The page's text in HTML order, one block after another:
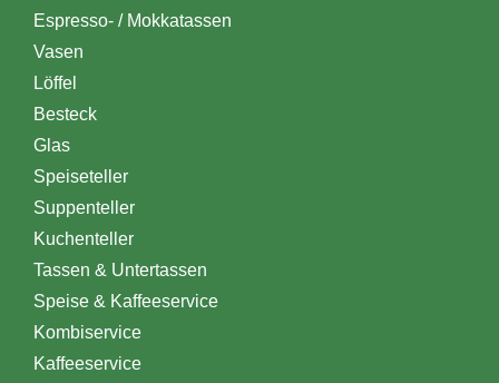
Espresso- / Mokkatassen
Vasen
Löffel
Besteck
Glas
Speiseteller
Suppenteller
Kuchenteller
Tassen & Untertassen
Speise & Kaffeeservice
Kombiservice
Kaffeeservice